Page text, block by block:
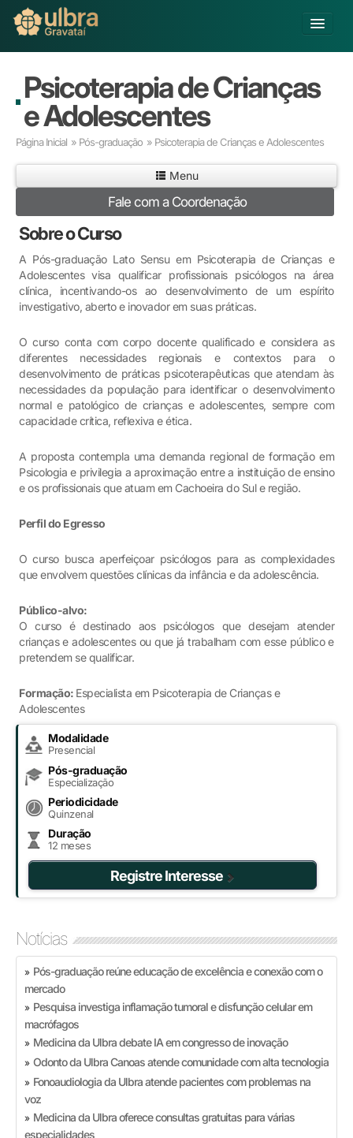
Buscar
Já sou Aluno
Educação Básica
Pós-graduação
Pesquisa
Extensão
Infraestrutura e Serviços
Sobre a ULBRA
Psicoterapia de Crianças
e Adolescentes
Página Inicial » Pós-graduação » Psicoterapia de Crianças e Adolescentes
Menu
Fale com a Coordenação
Sobre o Curso
A Pós-graduação Lato Sensu em Psicoterapia de Crianças e
Adolescentes visa qualificar profissionais psicólogos na área
clínica, incentivando-os ao desenvolvimento de um espírito
investigativo, aberto e inovador em suas práticas.
O curso conta com corpo docente qualificado e considera as
diferentes necessidades regionais e contextos para o
desenvolvimento de práticas psicoterapêuticas que atendam às
necessidades da população para identificar o desenvolvimento
normal e patológico de crianças e adolescentes, sempre com
capacidade crítica, reflexiva e ética.
A proposta contempla uma demanda regional de formação em
Psicologia e privilegia a aproximação entre a instituição de ensino
e os profissionais que atuam em Cachoeira do Sul e região.
Perfil do Egresso
O curso busca aperfeiçoar psicólogos para as complexidades
que envolvem questões clínicas da infância e da adolescência.
Público-alvo:
O curso é destinado aos psicólogos que desejam atender
crianças e adolescentes ou que já trabalham com esse público e
pretendem se qualificar.
Formação: Especialista em Psicoterapia de Crianças e
Adolescentes
Modalidade
Presencial
Pós-graduação
Especialização
Periodicidade
Quinzenal
Duração
12 meses
Registre Interesse
Notícias
» Pós-graduação reúne educação de excelência e conexão com o
mercado
» Pesquisa investiga inflamação tumoral e disfunção celular em
macrófagos
» Medicina da Ulbra debate IA em congresso de inovação
» Odonto da Ulbra Canoas atende comunidade com alta tecnologia
» Fonoaudiologia da Ulbra atende pacientes com problemas na
voz
» Medicina da Ulbra oferece consultas gratuitas para várias
especialidades